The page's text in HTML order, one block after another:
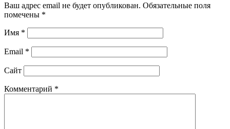
Ваш адрес email не будет опубликован. Обязательные поля
помечены *
Имя *
Email *
Сайт
Комментарий *